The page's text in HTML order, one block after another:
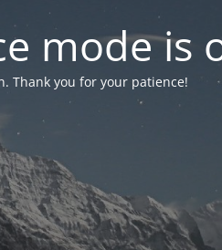
mode is
Thank you for your patience!